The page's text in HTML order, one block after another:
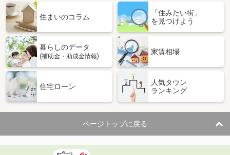
住まいのコラム
「住みたい街」
を見つけよう
暮らしのデータ
(補助金・助成金情報)
家賃相場
住宅ローン
人気タウン
ランキング
ページトップに戻る